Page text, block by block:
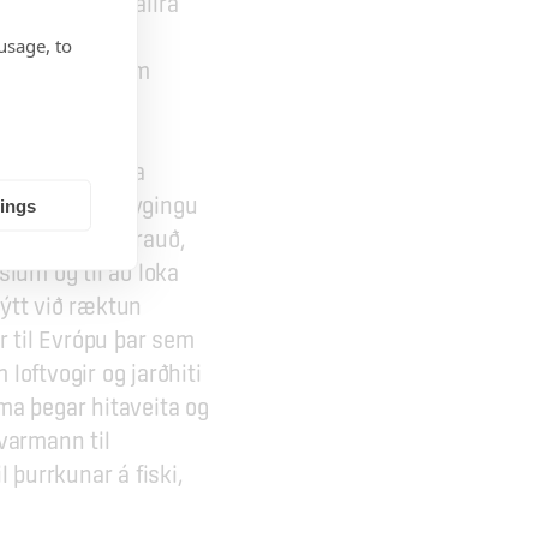
to
13. öld sem
tíðina hafa
við beygingu
og baka brauð,
og til að loka
við ræktun
til Evrópu þar sem
loftvogir og jarðhiti
þegar hitaveita og
til
þurrkunar á fiski,